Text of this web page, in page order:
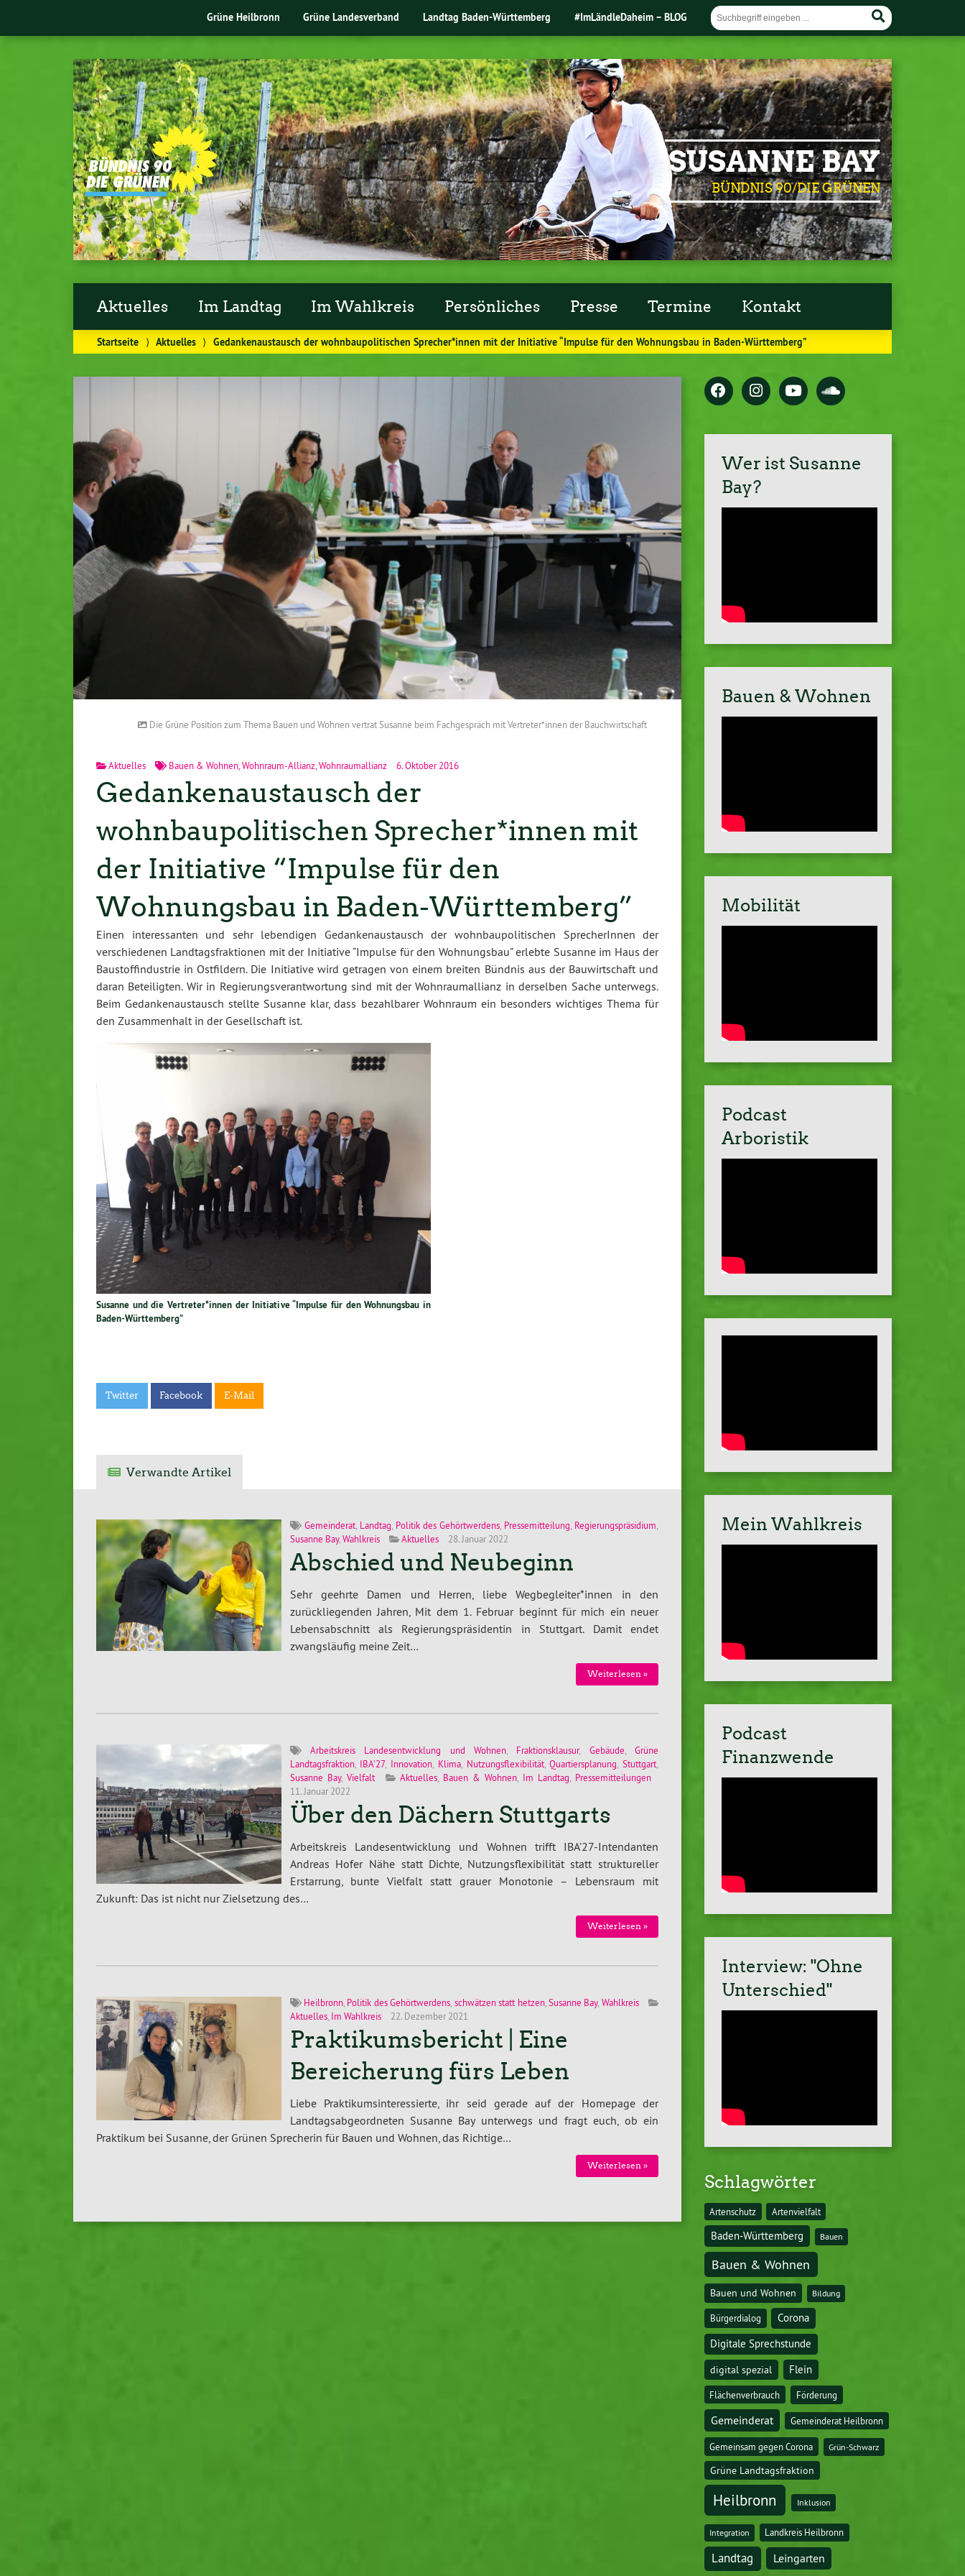
Grüne Heilbronn Grüne Landesverband Landtag Baden-Württemberg #ImLändleDaheim – BLOG
SUSANNE BAY
BÜNDNIS 90/DIE GRÜNEN
Aktuelles Im Landtag Im Wahlkreis Persönliches Presse Termine Kontakt
Startseite ⟩ Aktuelles ⟩ Gedankenaustausch der wohnbaupolitischen Sprecher*innen mit der Initiative “Impulse für den Wohnungsbau in Baden-Württemberg”
Die Grüne Position zum Thema Bauen und Wohnen vertrat Susanne beim Fachgespräch mit Vertreter*innen der Bauchwirtschaft
Aktuelles Bauen & Wohnen Wohnraum-Allianz Wohnraumallianz 6. Oktober 2016
Gedankenaustausch der
wohnbaupolitischen Sprecher*innen mit
der Initiative “Impulse für den
Wohnungsbau in Baden-Württemberg”
Einen interessanten und sehr lebendigen Gedankenaustausch der wohnbaupolitischen SprecherInnen der
verschiedenen Landtagsfraktionen mit der Initiative “Impulse für den Wohnungsbau” erlebte Susanne im Haus der
Baustoffindustrie in Ostfildern. Die Initiative wird getragen von einem breiten Bündnis aus der Bauwirtschaft und
daran Beteiligten. Wir in Regierungsverantwortung sind mit der Wohnraumallianz in derselben Sache unterwegs.
Beim Gedankenaustausch stellte Susanne klar, dass bezahlbarer Wohnraum ein besonders wichtiges Thema für
den Zusammenhalt in der Gesellschaft ist.
Susanne und die Vertreter*innen der Initiative “Impulse für den Wohnungsbau in
Baden-Württemberg”
Twitter Facebook E-Mail
Verwandte Artikel
Gemeinderat, Landtag Politik des Gehörtwerdens Pressemitteilung Regierungspräsidium
Susanne Bay, Wahlkreis Aktuelles 28. Januar 2022
Abschied und Neubeginn
Sehr geehrte Damen und Herren, liebe Wegbegleiter*innen in den
zurückliegenden Jahren, Mit dem 1. Februar beginnt für mich ein neuer
Lebensabschnitt als Regierungspräsidentin in Stuttgart. Damit endet
zwangsläufig meine Zeit…
Weiterlesen »
Arbeitskreis Landesentwicklung und Wohnen Fraktionsklausur, Gebäude ,Grüne
Landtagsfraktion, IBA'27, Innovation Klima, Nutzungsflexibilität,Quartiersplanung ,Stuttgart
Susanne Bay, Vielfalt Aktuelles Bauen & Wohnen Im Landtag
Pressemitteilungen
11. Januar 2022
Über den Dächern Stuttgarts
Arbeitskreis Landesentwicklung und Wohnen trifft IBA’27-Intendanten
Andreas Hofer Nähe statt Dichte, Nutzungsflexibilität statt struktureller
Erstarrung, bunte Vielfalt statt grauer Monotonie – Lebensraum mit
Zukunft: Das ist nicht nur Zielsetzung des…
Weiterlesen »
Heilbronn Politik des Gehörtwerdens schwätzen statt hetzen, Susanne Bay, Wahlkreis
Aktuelles, Im Wahlkreis 22. Dezember 2021
Praktikumsbericht | Eine
Bereicherung fürs Leben
Liebe Praktikumsinteressierte, ihr seid gerade auf der Homepage der
Landtagsabgeordneten Susanne Bay unterwegs und fragt euch, ob ein
Praktikum bei Susanne, der Grünen Sprecherin für Bauen und Wohnen, das Richtige…
Weiterlesen »
Wer ist Susanne
Bay?
Bauen & Wohnen
Mobilität
Podcast
Arboristik
Mein Wahlkreis
Podcast
Finanzwende
Interview: "Ohne
Unterschied"
Schlagwörter
Artenschutz Artenvielfalt
Baden-Württemberg Bauen
Bauen & Wohnen
Bauen und Wohnen Bildung
Bürgerdialog Corona
Digitale Sprechstunde
digital spezial
Flein
Flächenverbrauch Förderung
Gemeinderat Gemeinderat Heilbronn
Gemeinsam gegen Corona Grün-Schwarz
Grüne Landtagsfraktion
Heilbronn Inklusion
Integration Landkreis Heilbronn
Landtag Leingarten